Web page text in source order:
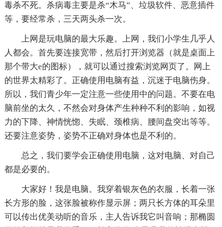
毒杀不死。杀病毒主要是杀“木马”、垃圾软件、恶意插件
等，要经常杀，三天两头杀一次。
上网是玩电脑的最大乐趣。上网，我们小学生几乎人
人都会。首先要连接宽带，然后打开浏览器（就是桌面上
那个带大e的图标），就可以通过搜索浏览网页了。网上
的世界太精彩了。正确使用电脑有益，沉迷于电脑伤身。
所以，我们青少年一定注意一些使用中的问题。不要在电
脑前坐的太久，不然会对身体产生种种不利的影响，如视
力的下降、神情恍惚、失眠、颈椎病、腰间盘突出等等。
还要注意姿势，姿势不正确对身体也是不利的。
总之，我们要学会正确使用电脑，这对电脑、对自己
都是必要的。
大家好！我是电脑。我穿着银灰色的衣服，长着一张
长方形的脸，这张脸被称作显示屏；两只长方体的耳朵里
可以传出优美动听的音乐，主人告诉我它叫音响；那椭圆